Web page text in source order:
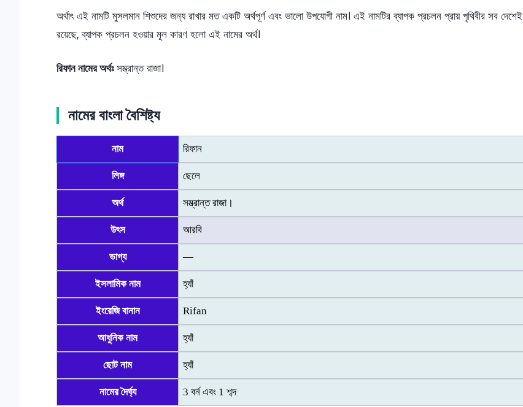
অর্থাৎ এই নামটি মুসলমান শিশুদের জন্য রাখার মত একটি অর্থপূর্ণ এবং ভালো উপযোগী নাম। এই নামটির ব্যাপক প্রচলন প্রায় পৃথিবীর সব দেশেই
রয়েছে, ব্যাপক প্রচলন হওয়ার মূল কারণ হলো এই নামের অর্থ।
রিফান নামের অর্থঃসম্ভ্রান্ত রাজা।
নামের বাংলা বৈশিষ্ট্য
নাম রিফান
লিঙ্গ ছেলে
অর্থ সম্ভ্রান্ত রাজা।
উৎস আরবি
ভাগ্য —
ইসলামিক নাম হ্যাঁ
ইংরেজি বানান Rifan
আধুনিক নাম হ্যাঁ
ছোট নাম হ্যাঁ
নামের দৈর্ঘ্য 3 বর্ন এবং 1 শব্দ